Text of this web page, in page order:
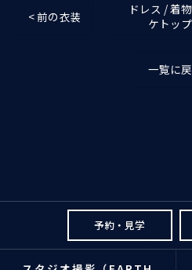
< 前の衣装
ドレス / 着
ケトッ
一覧に
予約・見学